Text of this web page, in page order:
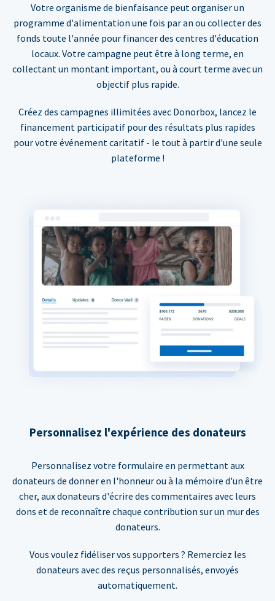
Votre organisme de bienfaisance peut organiser un
programme d'alimentation une fois par an ou collecter des
fonds toute l'année pour financer des centres d'éducation
locaux. Votre campagne peut être à long terme, en
collectant un montant important, ou à court terme avec un
objectif plus rapide.
Créez des campagnes illimitées avec Donorbox, lancez le
financement participatif pour des résultats plus rapides
pour votre événement caritatif - le tout à partir d'une seule
plateforme !
Personnalisez l'expérience des donateurs
Personnalisez votre formulaire en permettant aux
donateurs de donner en l'honneur ou à la mémoire d'un être
cher, aux donateurs d'écrire des commentaires avec leurs
dons et de reconnaître chaque contribution sur un mur des
donateurs.
Vous voulez fidéliser vos supporters ? Remerciez les
donateurs avec des reçus personnalisés, envoyés
automatiquement.